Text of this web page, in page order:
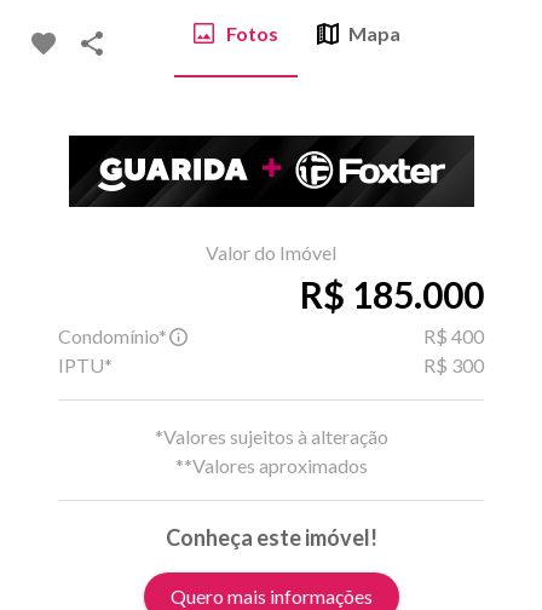
Fotos Mapa
Valor do Imóvel
R$ 185.000
Condomínio*
R$ 400
IPTU*
R$ 300
*Valores sujeitos à alteração
**Valores aproximados
Conheça este imóvel!
Quero mais informações